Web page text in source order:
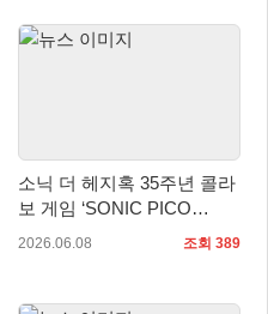
소닉 더 헤지혹 35주년 콜라
보 게임 ‘SONIC PICO
PARK’ 공개
2026.06.08 조회 389